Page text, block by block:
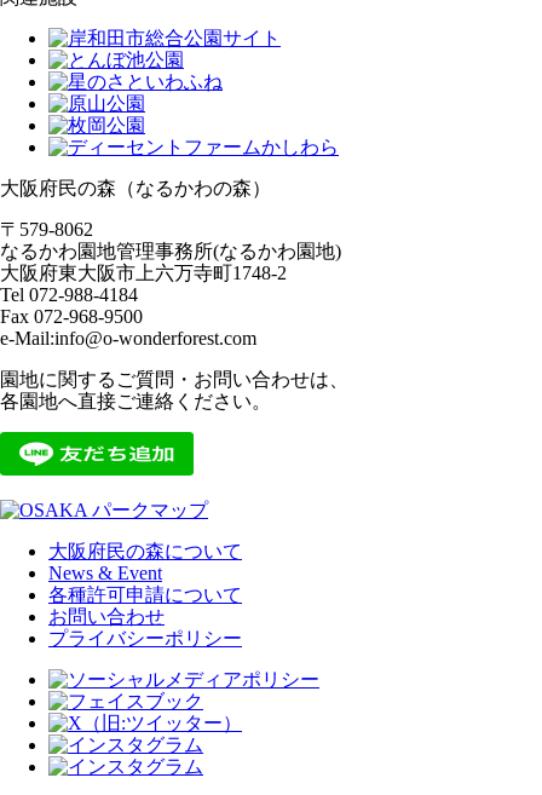
大阪府民の森（なるかわの森）
〒579-8062
なるかわ園地管理事務所(なるかわ園地)
大阪府東大阪市上六万寺町1748-2
Tel 072-988-4184
Fax 072-968-9500
e-Mail:info@o-wonderforest.com
園地に関するご質問・お問い合わせは、
各園地へ直接ご連絡ください。
大阪府民の森について
News & Event
各種許可申請について
お問い合わせ
プライバシーポリシー